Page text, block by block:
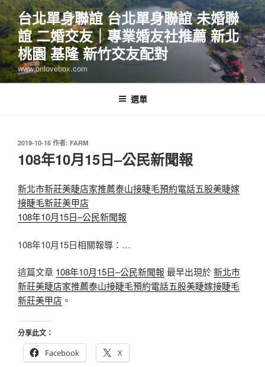
跳
至
主
要
內
容
台北單身聯誼 台北單身聯誼 未婚聯
誼 二婚交友｜專業婚友社推薦 新北
桃園 基隆 新竹交友配對
www.onlovebox.com
選單
發
於
2019-10-16 作者: FARM
108年10月15日–公民新聞報
新北市新莊美睫店家推薦泰山接睫毛預約電話五股美睫嫁
接睫毛新莊美甲店
108年10月15日–公民新聞報
108年10月15日相關報導：…
這篇文章 108年10月15日–公民新聞報 最早出現於新北市
新莊美睫店家推薦泰山接睫毛預約電話五股美睫嫁接睫毛
新莊美甲店 。
分享此文：
Facebook
X